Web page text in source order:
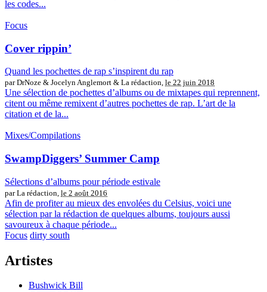
les codes...
Focus
Cover rippin’
Quand les pochettes de rap s’inspirent du rap
par DrNoze & Jocelyn Anglemort & La rédaction, le 22 juin 2018
Une sélection de pochettes d’albums ou de mixtapes qui reprennent,
citent ou même remixent d’autres pochettes de rap. L’art de la
citation et de la...
Mixes/Compilations
SwampDiggers’ Summer Camp
Sélections d’albums pour période estivale
par La rédaction, le 2 août 2016
Afin de profiter au mieux des envolées du Celsius, voici une
sélection par la rédaction de quelques albums, toujours aussi
savoureux à chaque période...
Focus dirty south
Artistes
Bushwick Bill